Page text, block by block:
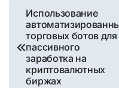
Навигация
по
записям
Использование
торговых ботов для
пассивного
заработка на
криптовалютных
биржах